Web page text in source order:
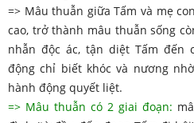
=> Mâu thuẫn giữa Tấm và mẹ
cao, trở thành mâu thuẫn sống
nhẫn độc ác, tận diệt Tấm đến
động chỉ biết khóc và nương
hành động quyết liệt.
=> Mâu thuẫn có 2 giai đoạn: